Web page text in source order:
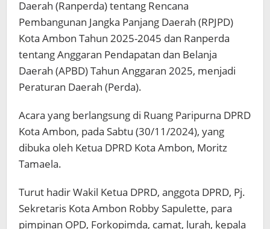
Daerah (Ranperda) tentang Rencana
Pembangunan Jangka Panjang Daerah (RPJPD)
Kota Ambon Tahun 2025-2045 dan Ranperda
tentang Anggaran Pendapatan dan Belanja
Daerah (APBD) Tahun Anggaran 2025, menjadi
Peraturan Daerah (Perda).
Acara yang berlangsung di Ruang Paripurna DPRD
Kota Ambon, pada Sabtu (30/11/2024), yang
dibuka oleh Ketua DPRD Kota Ambon, Moritz
Tamaela.
Turut hadir Wakil Ketua DPRD, anggota DPRD, Pj.
Sekretaris Kota Ambon Robby Sapulette, para
pimpinan OPD, Forkopimda, camat, lurah, kepala